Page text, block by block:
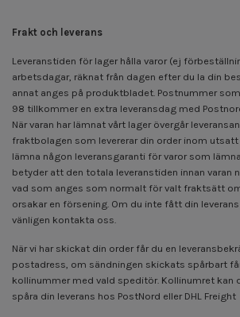
Frakt och leverans
Leveranstiden för lager hålla varor (ej
arbetsdagar, räknat från dagen efter du la din
annat anges på produktbladet. Postnummer
98 tillkommer en extra leveransdag med
När varan har lämnat vårt lager övergår
fraktbolagen som levererar din order inom utsatt
lämna någon leveransgaranti för varor som
betyder att den totala leveranstiden innan varan
vad som anges som normalt för valt fraktsätt
orsakar en försening. Om du inte fått din
vänligen kontakta oss.
När vi har skickat din order får du en
postadress, om sändningen skickats spårbart
kollinummer med vald speditör. Kollinumret kan
spåra din leverans hos PostNord eller DHL Freight